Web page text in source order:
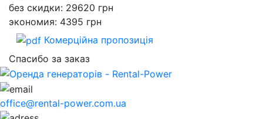
без скидки: 29620 грн
экономия: 4395 грн
Комерційна пропозиція
Спасибо за заказ
office@rental-power.com.ua